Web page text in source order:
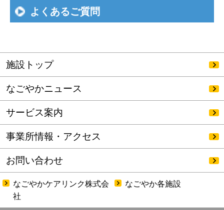
よくあるご質問
施設トップ
なごやかニュース
サービス案内
事業所情報・アクセス
お問い合わせ
なごやかケアリンク株式会
社
なごやか各施設